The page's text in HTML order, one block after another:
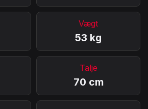
Vægt
53 kg
Talje
70 cm